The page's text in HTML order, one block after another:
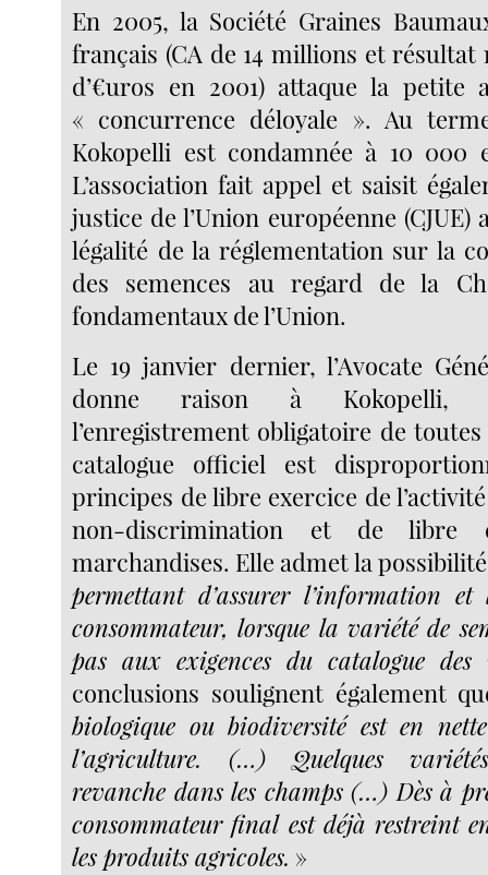
En 2005, la Société Graines
français (CA de 14 millions et
d’€uros en 2001) attaque la petite
« concurrence déloyale ». Au
Kokopelli est condamnée à 10 000
L’association fait appel et saisit
justice de l’Union européenne
légalité de la réglementation sur la
des semences au regard de la
fondamentaux de l’Union.
Le 19 janvier dernier, l’Avocate
donne raison à Kokopelli,
l’enregistrement obligatoire de toutes
catalogue officiel est
principes de libre exercice de
non-discrimination et de libre
marchandises. Elle admet la
permettant d’assurer l’information
consommateur, lorsque la variété de
pas aux exigences du catalogue
conclusions soulignent également
biologique ou biodiversité est en
l’agriculture. (…) Quelques
revanche dans les champs (…) Dès à
consommateur final est déjà restreint
les produits agricoles. »